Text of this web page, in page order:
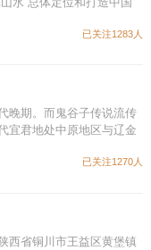
已关注1283人
晚期。而鬼谷子传说流传
宜君地处中原地区与辽金
已关注1270人
西省铜川市王益区黄堡镇